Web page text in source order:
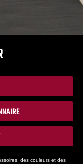
des couleurs et des